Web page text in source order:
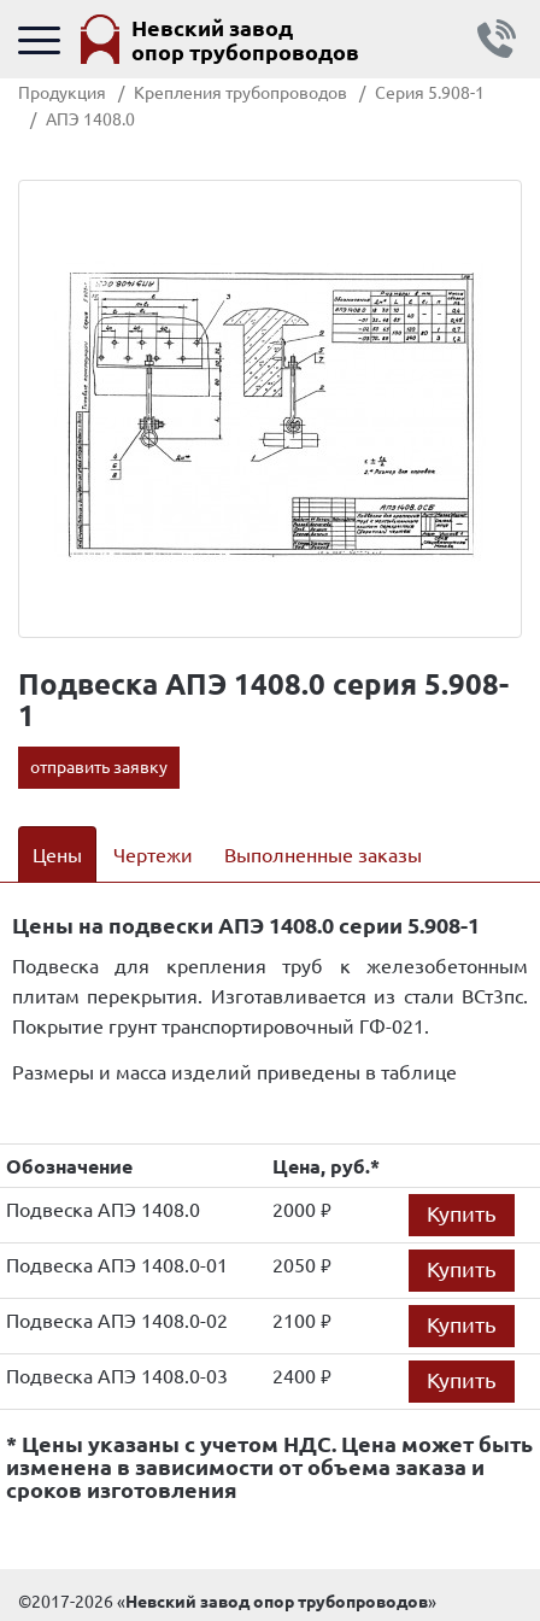
Невский завод
опор трубопроводов
Продукция Крепления трубопроводов
Серия 5.908-1
АПЭ 1408.0
Подвеска АПЭ 1408.0 серия 5.908-
1
отправить заявку
Цены Чертежи Выполненные заказы
Цены на подвески АПЭ 1408.0 серии 5.908-1
Подвеска для крепления труб к железобетонным
плитам перекрытия. Изготавливается из стали ВСт3пс.
Покрытие грунт транспортировочный ГФ-021.
Размеры и масса изделий приведены в таблице
Обозначение Цена, руб.*
Подвеска АПЭ 1408.0 2000 руб. Купить
Подвеска АПЭ 1408.0-01 2050 руб. Купить
Подвеска АПЭ 1408.0-02 2100 руб. Купить
Подвеска АПЭ 1408.0-03 2400 руб. Купить
* Цены указаны с учетом НДС. Цена может быть
изменена в зависимости от объема заказа и
сроков изготовления
©2017-2026 «Невский завод опор трубопроводов»